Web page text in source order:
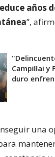
años
”,
Campillai y
duro
una